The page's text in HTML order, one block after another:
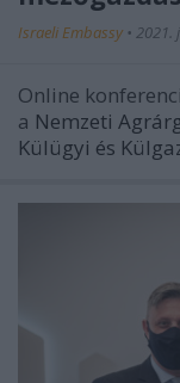
Israeli Embassy • 2021.
Online
a Nemzeti
Külügyi és